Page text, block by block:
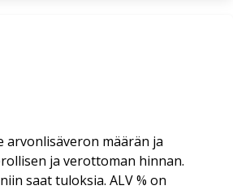
arvonlisäveron määrän ja
ja verottoman hinnan.
saat tuloksia. ALV % on